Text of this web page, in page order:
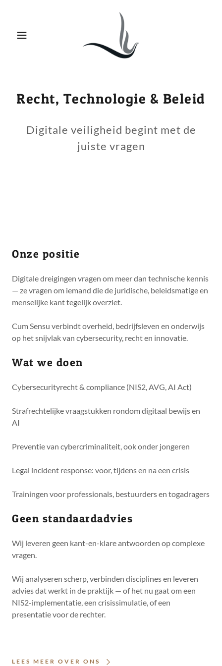
Recht, Technologie & Beleid
Digitale veiligheid begint met de
juiste vragen
Onze positie
Digitale dreigingen vragen om meer dan technische kennis
— ze vragen om iemand die de juridische, beleidsmatige en
menselijke kant tegelijk overziet.
Cum Sensu verbindt overheid, bedrijfsleven en onderwijs
op het snijvlak van cybersecurity, recht en innovatie.
Wat we doen
Cybersecurityrecht & compliance (NIS2, AVG, AI Act)
Strafrechtelijke vraagstukken rondom digitaal bewijs en
AI
Preventie van cybercriminaliteit, ook onder jongeren
Legal incident response: voor, tijdens en na een crisis
Trainingen voor professionals, bestuurders en togadragers
Geen standaardadvies
Wij leveren geen kant-en-klare antwoorden op complexe
vragen.
Wij analyseren scherp, verbinden disciplines en leveren
advies dat werkt in de praktijk — of het nu gaat om een
NIS2-implementatie, een crisissimulatie, of een
presentatie voor de rechter.
LEES MEER OVER ONS